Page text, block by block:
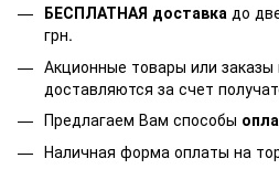
БЕСПЛАТНАЯ доставка до
грн.
Акционные товары или заказы
доставляются за счет
Предлагаем Вам способы
Наличная форма оплаты на